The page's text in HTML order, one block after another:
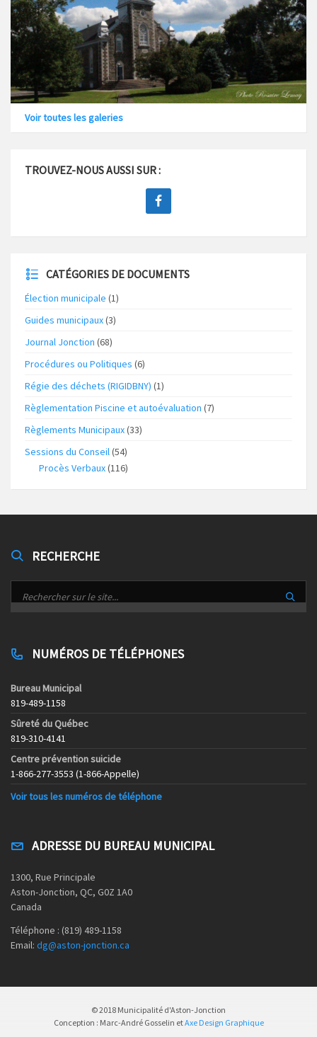
Voir toutes les galeries
TROUVEZ-NOUS AUSSI SUR :
CATÉGORIES DE DOCUMENTS
Élection municipale (1)
Guides municipaux(3)
Journal Jonction (68)
Procédures ou Politiques (6)
Régie des déchets (RIGIDBNY) (1)
Règlementation Piscine et autoévaluation (7)
Règlements Municipaux(33)
Sessions du Conseil(54)
Procès Verbaux(116)
RECHERCHE
NUMÉROS DE TÉLÉPHONES
Bureau Municipal
819-489-1158
Sûreté du Québec
819-310-4141
Centre prévention suicide
1-866-277-3553 (1-866-Appelle)
Voir tous les numéros de téléphone
ADRESSE DU BUREAU MUNICIPAL
1300, Rue Principale
Aston-Jonction, QC, G0Z 1A0
Canada
Téléphone : (819) 489-1158
Email: dg@aston-jonction.ca
© 2018 Municipalité d'Aston-Jonction
Conception : Marc-André Gosselin etAxe Design Graphique